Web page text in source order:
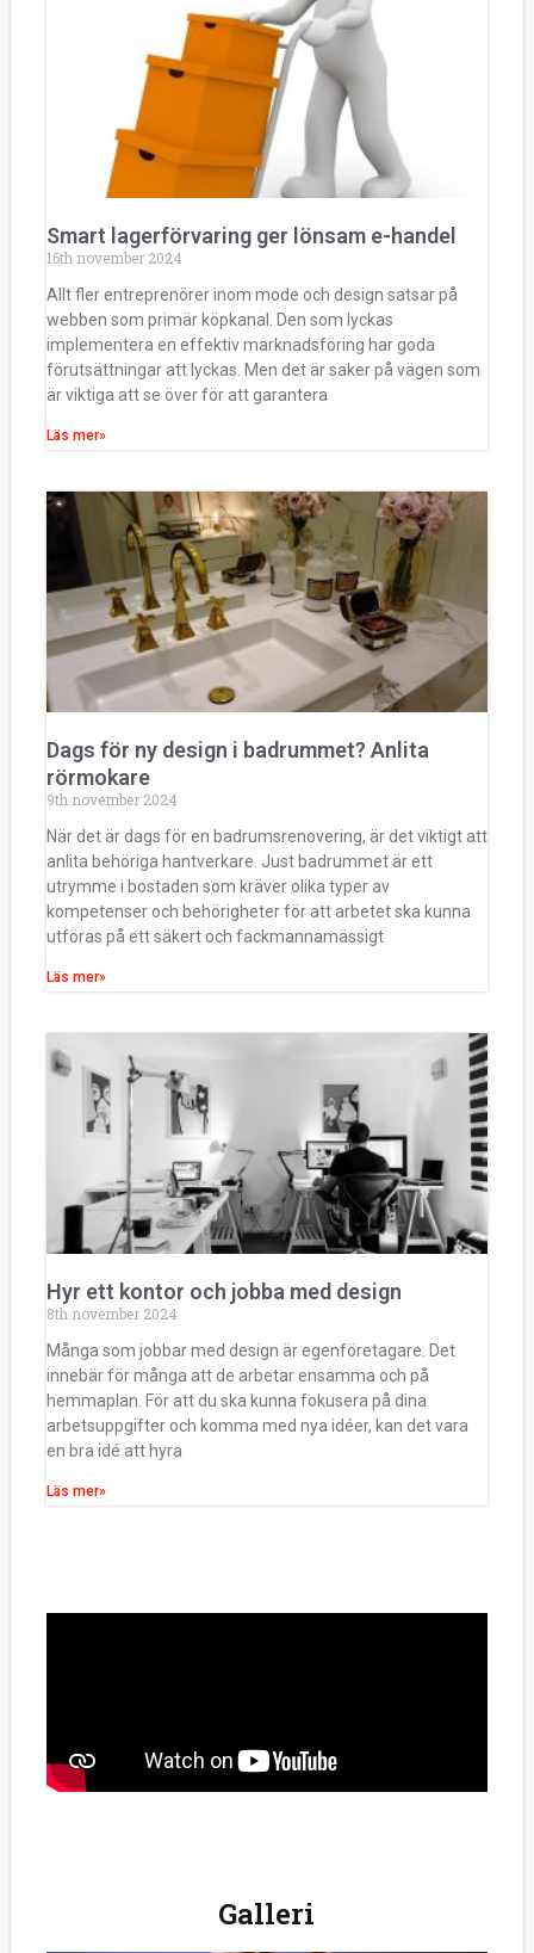
Smart lagerförvaring ger lönsam e-handel
16th november 2024
Allt fler entreprenörer inom mode och design satsar på
webben som primär köpkanal. Den som lyckas
implementera en effektiv marknadsföring har goda
förutsättningar att lyckas. Men det är saker på vägen som
är viktiga att se över för att garantera
Läs mer»
Dags för ny design i badrummet? Anlita
rörmokare
9th november 2024
När det är dags för en badrumsrenovering, är det viktigt att
anlita behöriga hantverkare. Just badrummet är ett
utrymme i bostaden som kräver olika typer av
kompetenser och behörigheter för att arbetet ska kunna
utföras på ett säkert och fackmannamässigt
Läs mer»
Hyr ett kontor och jobba med design
8th november 2024
Många som jobbar med design är egenföretagare. Det
innebär för många att de arbetar ensamma och på
hemmaplan. För att du ska kunna fokusera på dina
arbetsuppgifter och komma med nya idéer, kan det vara
en bra idé att hyra
Läs mer»
Galleri